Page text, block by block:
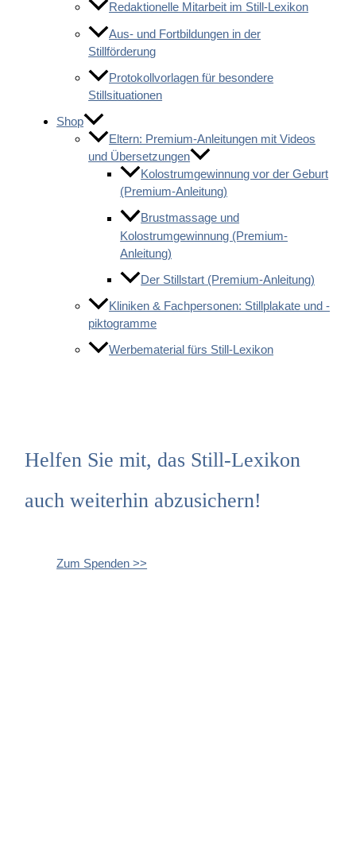
Redaktionelle Mitarbeit im Still-Lexikon
Aus- und Fortbildungen in der
Stillförderung
Protokollvorlagen für besondere
Stillsituationen
Shop
Eltern: Premium-Anleitungen mit Videos
und Übersetzungen
Kolostrumgewinnung vor der Geburt
(Premium-Anleitung)
Brustmassage und
Kolostrumgewinnung (Premium-
Anleitung)
Der Stillstart (Premium-Anleitung)
Kliniken & Fachpersonen: Stillplakate und -
piktogramme
Werbematerial fürs Still-Lexikon
Helfen Sie mit, das Still-Lexikon
auch weiterhin abzusichern!
Zum Spenden >>